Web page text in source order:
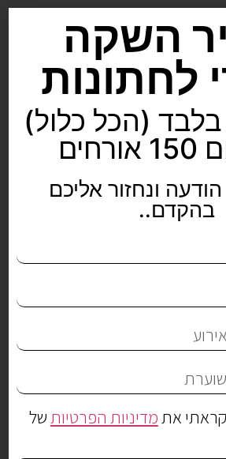
השקה
לחתונות
ונחזור אליכם
בהקדם..
את מדיניות הפרטיות של